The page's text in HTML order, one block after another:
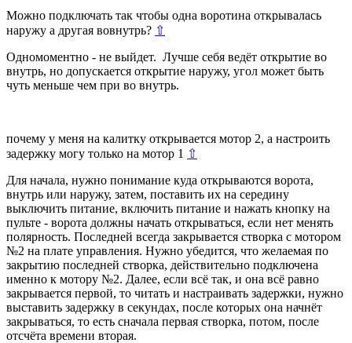
Можно подключать так чтобы одна воротина открывалась
наружу а другая вовнутрь? ⇧
Одномоментно - не выйдет. Лучше себя ведёт открытие во
внутрь, но допускается открытие наружу, угол может быть
чуть меньше чем при во внутрь.
почему у меня на калитку открывается мотор 2, а настроить
задержку могу только на мотор 1 ⇧
Для начала, нужно понимание куда открываются ворота,
внутрь или наружу, затем, поставить их на середину
выключить питание, включить питание и нажать кнопку на
пульте - ворота должны начать открываться, если нет менять
полярность. Последней всегда закрывается створка с мотором
№2 на плате управления. Нужно убедится, что желаемая по
закрытию последней створка, действительно подключена
именно к мотору №2. Далее, если всё так, и она всё равно
закрывается первой, то читать и настраивать задержки, нужно
выставить задержку в секундах, после которых она начнёт
закрываться, то есть сначала первая створка, потом, после
отсчёта времени вторая.